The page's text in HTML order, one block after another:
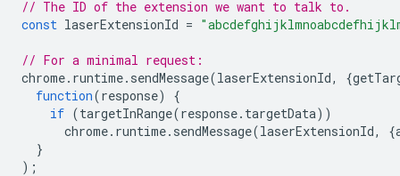
// The ID of the extension we want to talk to.
const laserExtensionId =
// For a minimal request:
chrome. runtime. sendMessage(laserExtensionId, {
function(response)
{
if (targetInRange(response. targetData))
chrome. runtime. sendMessage(laserExtensionId, {
}
);